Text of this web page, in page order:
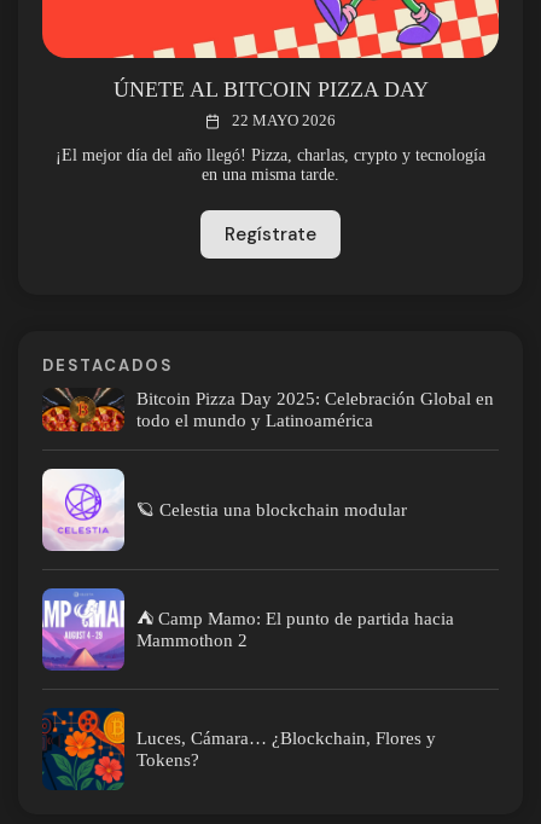
ÚNETE AL BITCOIN PIZZA DAY
22 MAYO 2026
¡El mejor día del año llegó! Pizza, charlas, crypto y tecnología
en una misma tarde.
Regístrate
DESTACADOS
Bitcoin Pizza Day 2025: Celebración Global en
todo el mundo y Latinoamérica
🪐 Celestia una blockchain modular
⛺ Camp Mamo: El punto de partida hacia
Mammothon 2
Luces, Cámara… ¿Blockchain, Flores y
Tokens?